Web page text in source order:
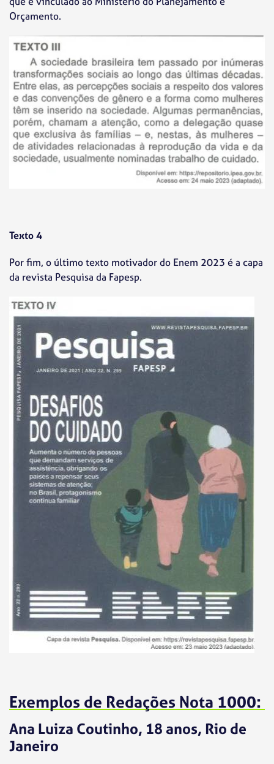
Orçamento.
Texto 4
Por fim, o último texto motivador do Enem 2023 é a capa
da revista Pesquisa da Fapesp.
Exemplos de Redações Nota 1000:
Ana Luiza Coutinho, 18 anos, Rio de
Janeiro